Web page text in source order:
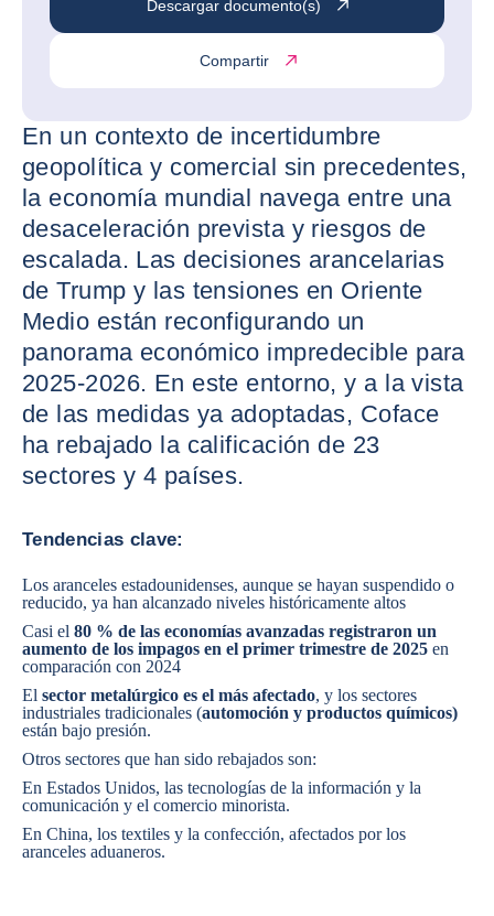
Descargar documento(s)
Compartir
En un contexto de incertidumbre
geopolítica y comercial sin precedentes,
la economía mundial navega entre una
desaceleración prevista y riesgos de
escalada. Las decisiones arancelarias
de Trump y las tensiones en Oriente
Medio están reconfigurando un
panorama económico impredecible para
2025-2026. En este entorno, y a la vista
de las medidas ya adoptadas, Coface
ha rebajado la calificación de 23
sectores y 4 países.
Tendencias clave:
Los aranceles estadounidenses, aunque se hayan suspendido o
reducido, ya han alcanzado niveles históricamente altos
Casi el 80 % de las economías avanzadas registraron un
aumento de los impagos en el primer trimestre de 2025 en
comparación con 2024
El sector metalúrgico es el más afectado, y los sectores
industriales tradicionales (automoción y productos químicos)
están bajo presión.
Otros sectores que han sido rebajados son:
En Estados Unidos, las tecnologías de la información y la
comunicación y el comercio minorista.
En China, los textiles y la confección, afectados por los
aranceles aduaneros.